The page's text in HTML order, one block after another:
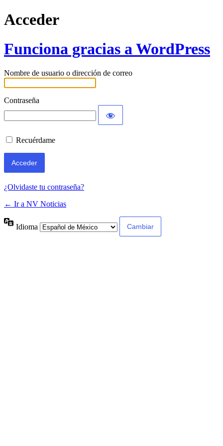
Acceder
Funciona gracias a WordPress
Nombre de usuario o dirección de correo
Contraseña
Recuérdame
¿Olvidaste tu contraseña?
← Ir a NV Noticias
Idioma